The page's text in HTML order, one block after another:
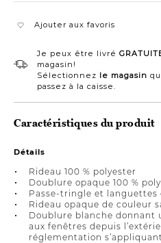
Ajouter aux favoris
Je peux être livré
magasin!
Sélectionnez le magasin
passez à la caisse.
Caractéristiques du produit
Détails
Rideau 100 % polyester
Doublure opaque 100 %
Passe-tringle et languettes
Rideau opaque de couleur
Doublure blanche donnant
aux fenêtres depuis
réglementation